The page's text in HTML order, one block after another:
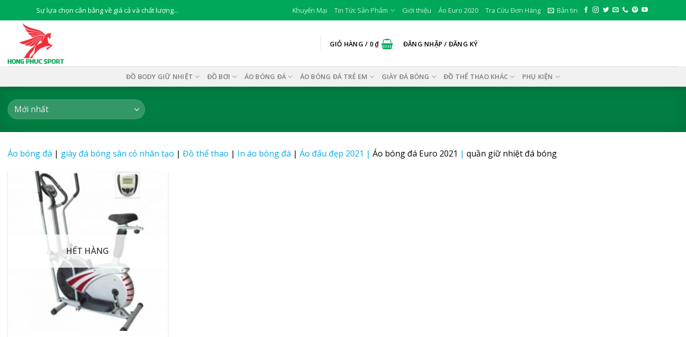
to
content
Sự lựa chọn cân bằng về giá cả và chất lượng... Khuyến Mại Tin Tức Sản Phẩm Giới thiệu Áo Euro 2020 Tra Cứu Đơn Hàng Bản tin
GIỎ HÀNG / 0₫ ĐĂNG NHẬP / ĐĂNG KÝ
ĐỒ BODY GIỮ NHIỆT ĐỒ BƠI ÁO BÓNG ĐÁ ÁO BÓNG ĐÁ TRẺ EM GIÀY ĐÁ BÓNG ĐỒ THỂ THAO KHÁC PHỤ KIỆN
Áo bóng đá | giày đá bóng sân cỏ nhân tạo | Đồ thể thao | In áo bóng đá | Áo đấu đẹp 2021 | Áo bóng đá Euro 2021 | quần giữ nhiệt đá bóng
HẾT HÀNG